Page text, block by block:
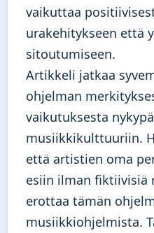
vaikuttaa
urakehitykseen että
sitoutumiseen.
Artikkeli jatkaa
ohjelman
vaikutuksesta
musiikkikulttuuriin.
että artistien oma
esiin ilman fiktiivisiä
erottaa tämän
musiikkiohjelmista.